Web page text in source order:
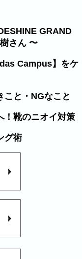
GRAND
さん 〜
Campus】をケ
こと・NGなこと
！靴のニオイ対策
グ術